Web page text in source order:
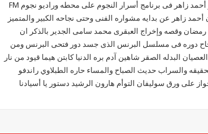
تستضيف الإعلاميه المتميزه أنجى على الفنان الكبير أحمد زاهر فى برنامج أسرار النجوم على محطه وراديو نجوم FM
أحمد زاهر عن بدايه مشواره الفنى وحتى نجاحه الكبير والمتميز
وقصه وإخراج العبقرى محمد سامى الجدير بالذكر ان
دوره فى مسلسل البرنس الذى جسد دور فتحى البرنس ومن
البدله الصقر شاهين آدم بره الدنيا كابتن هيما قيود من نار
والسراب حديث الصباح والمساء حاره الطبلاوي راندفو
على ورق سوليفان التوأم هارون الرشيد دستور يا أسيادنا